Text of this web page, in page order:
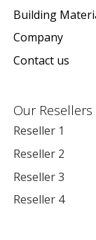
Building
Company
Contact us
Our Resellers
Reseller 1
Reseller 2
Reseller 3
Reseller 4